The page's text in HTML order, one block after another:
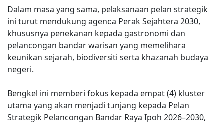
Dalam masa yang sama, pelaksanaan pelan strategik
ini turut mendukung agenda Perak Sejahtera 2030,
khususnya penekanan kepada gastronomi dan
pelancongan bandar warisan yang memelihara
keunikan sejarah, biodiversiti serta khazanah budaya
negeri.
Bengkel ini memberi fokus kepada empat (4) kluster
utama yang akan menjadi tunjang kepada Pelan
Strategik Pelancongan Bandar Raya Ipoh 2026–2030,